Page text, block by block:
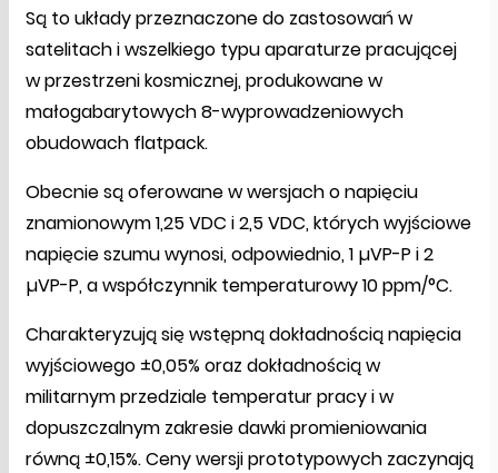
Są to układy przeznaczone do zastosowań w
satelitach i wszelkiego typu aparaturze pracującej
w przestrzeni kosmicznej, produkowane w
małogabarytowych 8-wyprowadzeniowych
obudowach flatpack.
Obecnie są oferowane w wersjach o napięciu
znamionowym 1,25 VDC i 2,5 VDC, których wyjściowe
napięcie szumu wynosi, odpowiednio, 1 µVP-P i 2
µVP-P, a współczynnik temperaturowy 10 ppm/°C.
Charakteryzują się wstępną dokładnością napięcia
wyjściowego ±0,05% oraz dokładnością w
militarnym przedziale temperatur pracy i w
dopuszczalnym zakresie dawki promieniowania
równą ±0,15%. Ceny wersji prototypowych zaczynają